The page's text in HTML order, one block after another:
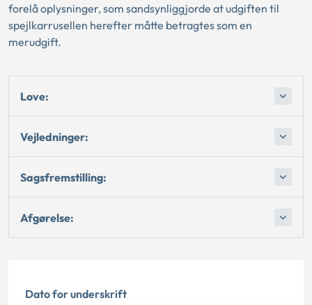
forelå oplysninger, som sandsynliggjorde at udgiften til
spejlkarrusellen herefter måtte betragtes som en
merudgift.
Love:
Vejledninger:
Sagsfremstilling:
Afgørelse:
Dato for underskrift